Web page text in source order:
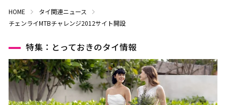
HOME
タイ関連ニュース
チェンライMTBチャレンジ2012サイト開設
特集：とっておきのタイ情報